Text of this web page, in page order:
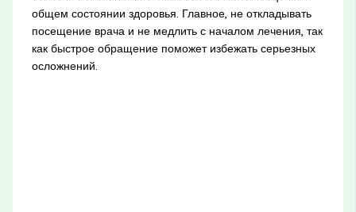
общем состоянии здоровья. Главное, не откладывать
посещение врача и не медлить с началом лечения, так
как быстрое обращение поможет избежать серьезных
осложнений.